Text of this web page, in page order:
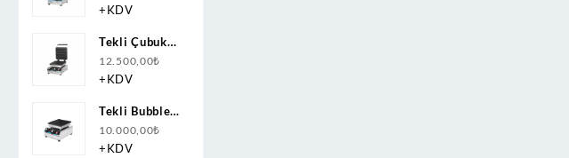
Waffle
+KDV
Tekli Çubuk
Waffle
Makinesi
12.500,00₺
+KDV
Tekli Bubble
Waffle
Makinesi
10.000,00₺
+KDV